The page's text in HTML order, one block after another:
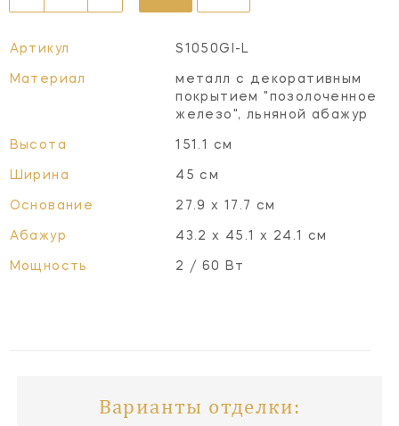
Артикул S1050GI-L
Материал
металл с декоративным
покрытием "позолоченное
железо", льняной абажур
Высота 151.1 см
Ширина 45 см
Основание 27.9 х 17.7 см
Абажур 43.2 х 45.1 х 24.1 см
Мощность 2 / 60 Вт
Варианты отделки: